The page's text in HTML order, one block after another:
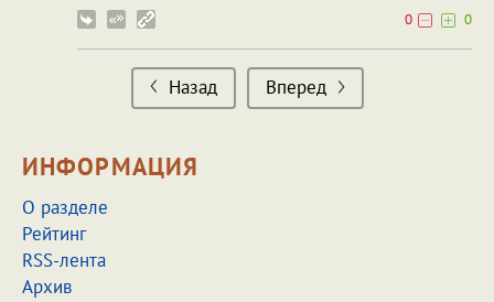
0
0
Назад Вперед
ИНФОРМАЦИЯ
О разделе
Рейтинг
RSS-лента
Архив